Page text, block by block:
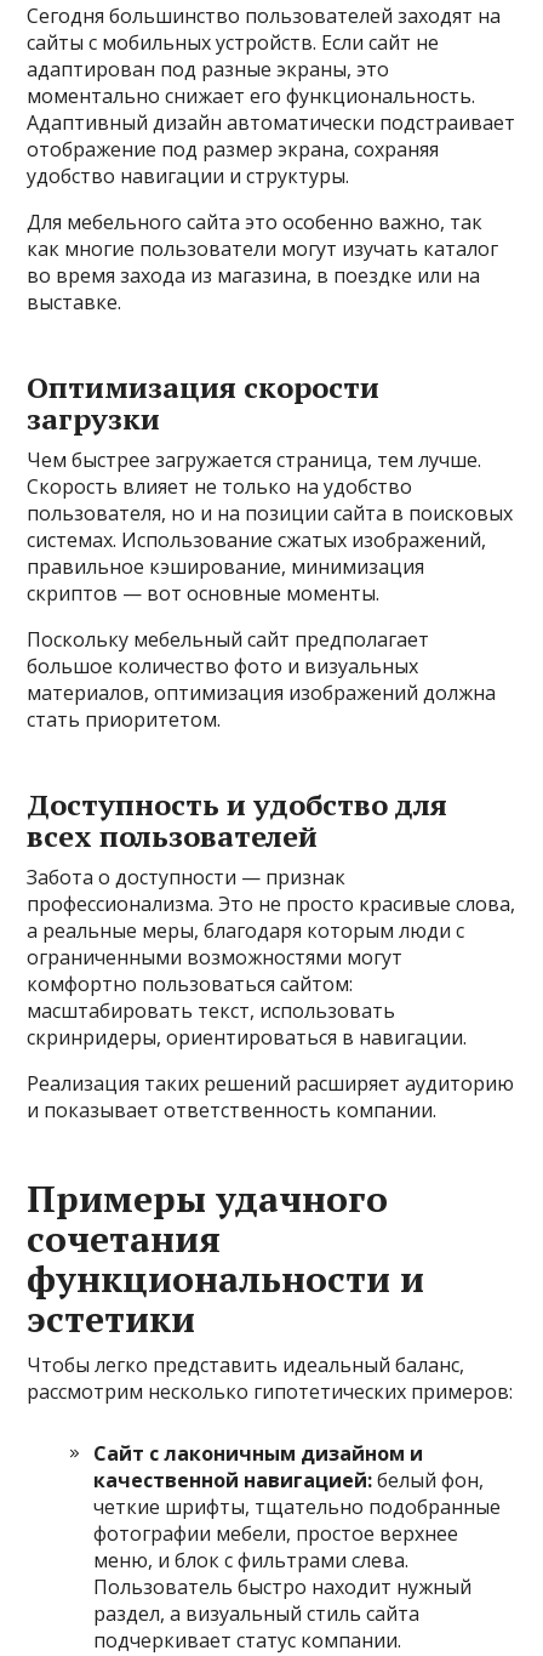
Сегодня большинство пользователей заходят на
сайты с мобильных устройств. Если сайт не
адаптирован под разные экраны, это
моментально снижает его функциональность.
Адаптивный дизайн автоматически подстраивает
отображение под размер экрана, сохраняя
удобство навигации и структуры.
Для мебельного сайта это особенно важно, так
как многие пользователи могут изучать каталог
во время захода из магазина, в поездке или на
выставке.
Оптимизация скорости
загрузки
Чем быстрее загружается страница, тем лучше.
Скорость влияет не только на удобство
пользователя, но и на позиции сайта в поисковых
системах. Использование сжатых изображений,
правильное кэширование, минимизация
скриптов — вот основные моменты.
Поскольку мебельный сайт предполагает
большое количество фото и визуальных
материалов, оптимизация изображений должна
стать приоритетом.
Доступность и удобство для
всех пользователей
Забота о доступности — признак
профессионализма. Это не просто красивые слова,
а реальные меры, благодаря которым люди с
ограниченными возможностями могут
комфортно пользоваться сайтом:
масштабировать текст, использовать
скринридеры, ориентироваться в навигации.
Реализация таких решений расширяет аудиторию
и показывает ответственность компании.
Примеры удачного
сочетания
функциональности и
эстетики
Чтобы легко представить идеальный баланс,
рассмотрим несколько гипотетических примеров:
Сайт с лаконичным дизайном и
качественной навигацией:белый фон,
четкие шрифты, тщательно подобранные
фотографии мебели, простое верхнее
меню, и блок с фильтрами слева.
Пользователь быстро находит нужный
раздел, а визуальный стиль сайта
подчеркивает статус компании.